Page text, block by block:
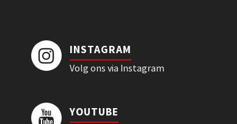
INSTAGRAM
Volg ons via Instagram
YOUTUBE